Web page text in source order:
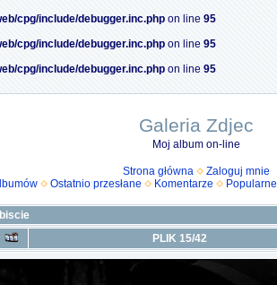
cpg/include/debugger.inc.php on line 95
cpg/include/debugger.inc.php on line 95
cpg/include/debugger.inc.php on line 95
Galeria Zdjec
Moj album on-line
Strona główna
Zaloguj mnie
Ostatnio przesłane Komentarze Popularne
PLIK 15/42